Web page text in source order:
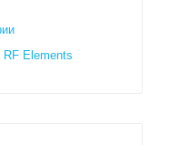
RF Elements